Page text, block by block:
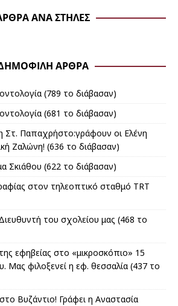
ΑΝΆ ΣΤΉΛΕΣ
ΆΡΘΡΑ
(789 το διάβασαν)
(681 το διάβασαν)
Στ. Παπαχρήστο:γράφουν οι Ελένη
Ζαλώνη! (636 το διάβασαν)
Σκιάθου (622 το διάβασαν)
στον τηλεoπτικό σταθμό TRT
του σχολείου μας (468 το
εφηβείας στο «μικροσκόπιο» 15
Μας φιλοξενεί η εφ. θεσσαλία (437 το
Βυζάντιο! Γράφει η Αναστασία